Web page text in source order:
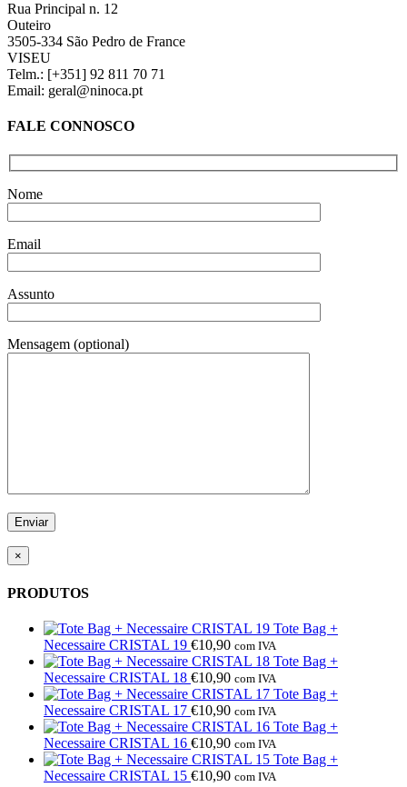
Rua Principal n. 12
Outeiro
3505-334 São Pedro de France
VISEU
Telm.: [+351] 92 811 70 71
Email: geral@ninoca.pt
FALE CONNOSCO
Nome
Email
Assunto
Mensagem (optional)
×
PRODUTOS
Tote Bag +
Necessaire CRISTAL 19 €10,90 com IVA
Tote Bag +
Necessaire CRISTAL 18 €10,90 com IVA
Tote Bag +
Necessaire CRISTAL 17 €10,90 com IVA
Tote Bag +
Necessaire CRISTAL 16 €10,90 com IVA
Tote Bag +
Necessaire CRISTAL 15 €10,90 com IVA